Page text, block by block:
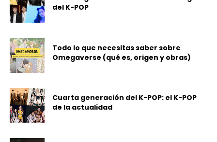
del K-POP
Todo lo que necesitas saber sobre
Omegaverse (qué es, origen y obras)
Cuarta generación del K-POP: el K-POP
de la actualidad